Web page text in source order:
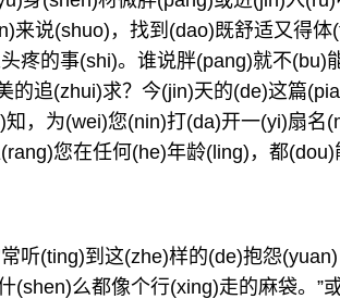
来说(shuo)，找到(dao)既舒适又得
疼的事(shi)。谁说胖(pang)就不(bu)
的追(zhui)求？今(jin)天的(de)这篇
，为(wei)您(nin)打(da)开一(yi)扇名
您在任何(he)年龄(ling)，都
听(ting)到这(zhe)样的(de)抱怨
(shen)么都像个行(xing)走的麻袋。”